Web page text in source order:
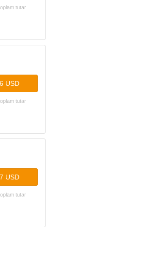
tutar
USD
tutar
USD
tutar